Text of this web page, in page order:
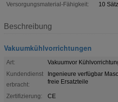
Versorgungsmaterial-Fähigkeit:
10
Beschreibung
Vakuumkühlvorrichtungen
Art:
Vakuumvor
Kundendienst
erbracht:
Ingenieure verfügbar
freie Ersatzteile
Zertifizierung:
CE